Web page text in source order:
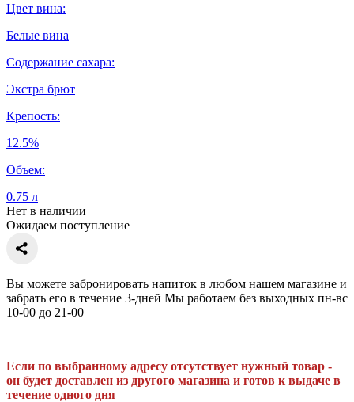
Цвет вина:
Белые вина
Содержание сахара:
Экстра брют
Крепость:
12.5%
Объем:
0.75 л
Нет в наличии
Ожидаем поступление
Вы можете забронировать напиток в любом нашем магазине и
забрать его в течение 3-дней Мы работаем без выходных пн-вс
10-00 до 21-00
Если по выбранному адресу отсутствует нужный товар -
он будет доставлен из другого магазина и готов к выдаче в
течение одного дня